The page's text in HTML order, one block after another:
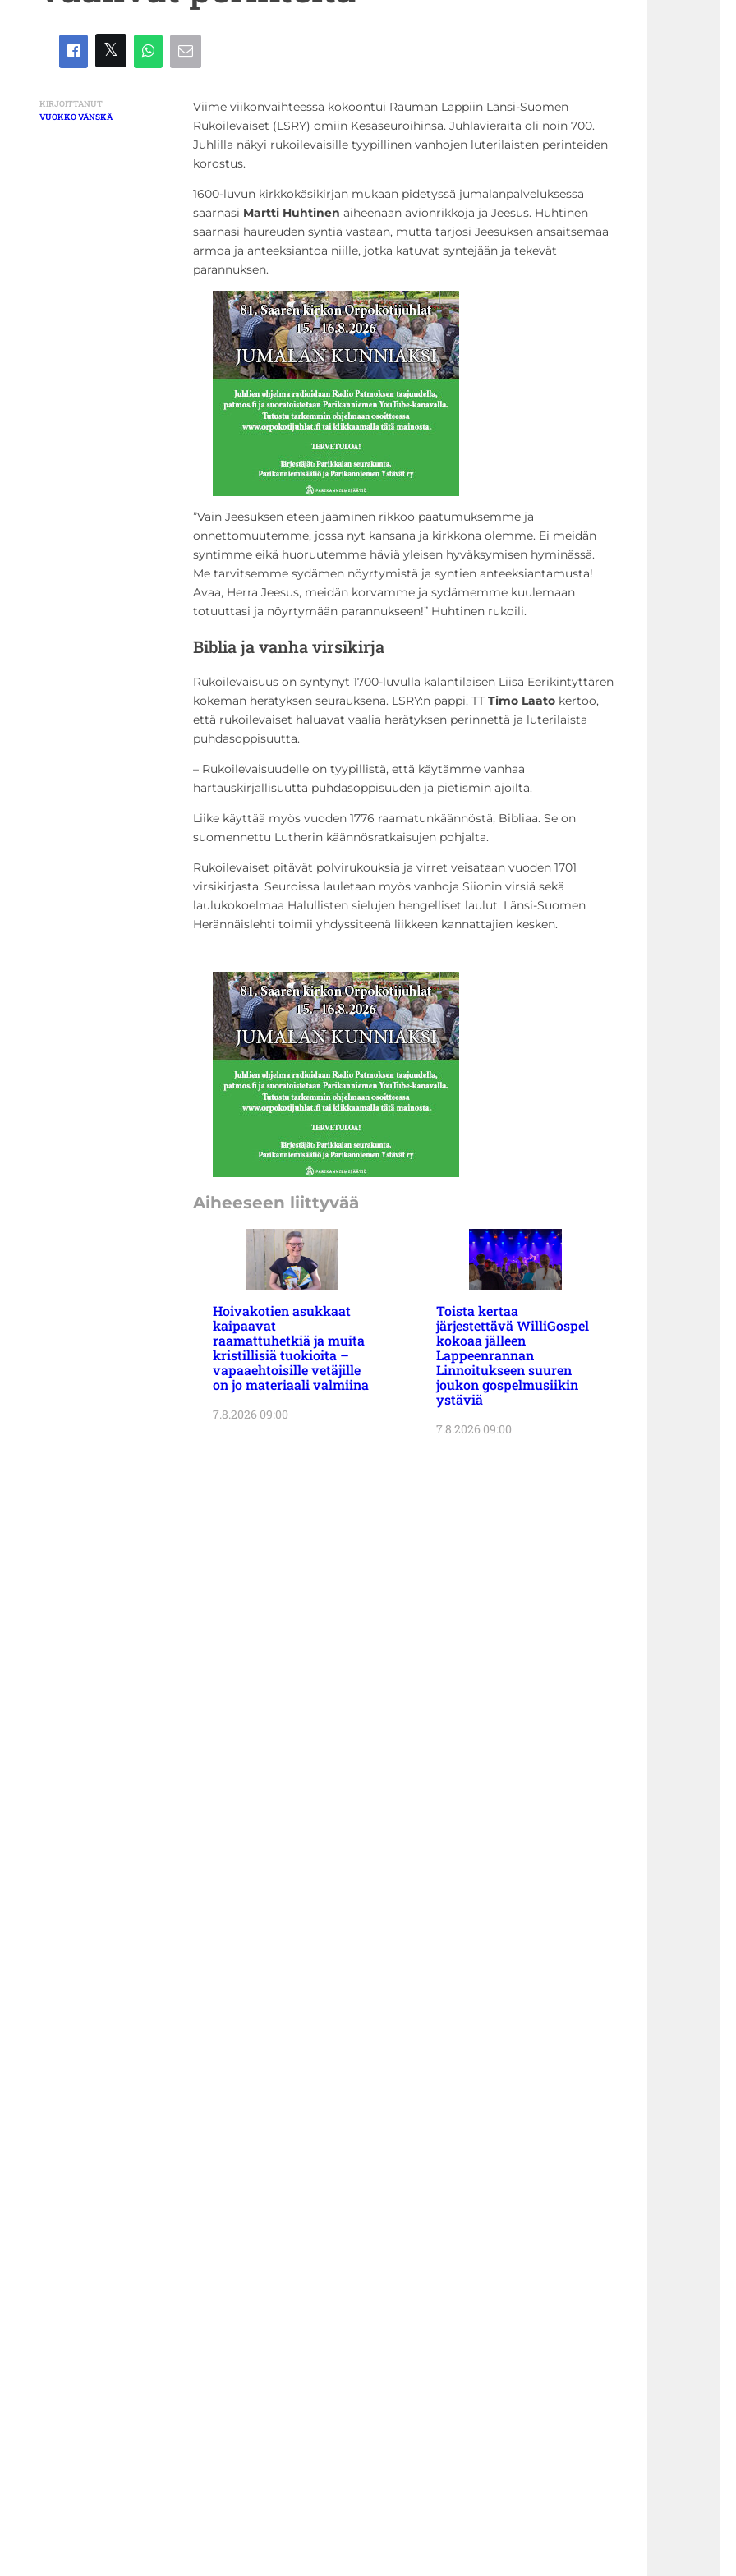
KIRJOITTANUT
VUOKKO VÄNSKÄ
Viime viikonvaihteessa kokoontui Rauman Lappiin Länsi-Suomen
Rukoilevaiset (LSRY) omiin Kesäseuroihinsa. Juhlavieraita oli noin 700.
Juhlilla näkyi rukoilevaisille tyypillinen vanhojen luterilaisten perinteiden
korostus.
1600-luvun kirkkokäsikirjan mukaan pidetyssä jumalanpalveluksessa
saarnasi Martti Huhtinen aiheenaan avionrikkoja ja Jeesus. Huhtinen
saarnasi haureuden syntiä vastaan, mutta tarjosi Jeesuksen ansaitsemaa
armoa ja anteeksiantoa niille, jotka katuvat syntejään ja tekevät
parannuksen.
”Vain Jeesuksen eteen jääminen rikkoo paatumuksemme ja
onnettomuutemme, jossa nyt kansana ja kirkkona olemme. Ei meidän
syntimme eikä huoruutemme häviä yleisen hyväksymisen hyminässä.
Me tarvitsemme sydämen nöyrtymistä ja syntien anteeksiantamusta!
Avaa, Herra Jeesus, meidän korvamme ja sydämemme kuulemaan
totuuttasi ja nöyrtymään parannukseen!” Huhtinen rukoili.
Biblia ja vanha virsikirja
Rukoilevaisuus on syntynyt 1700-luvulla kalantilaisen Liisa Eerikintyttären
kokeman herätyksen seurauksena. LSRY:n pappi, TT Timo Laato kertoo,
että rukoilevaiset haluavat vaalia herätyksen perinnettä ja luterilaista
puhdasoppisuutta.
– Rukoilevaisuudelle on tyypillistä, että käytämme vanhaa
hartauskirjallisuutta puhdasoppisuuden ja pietismin ajoilta.
Liike käyttää myös vuoden 1776 raamatunkäännöstä, Bibliaa. Se on
suomennettu Lutherin käännösratkaisujen pohjalta.
Rukoilevaiset pitävät polvirukouksia ja virret veisataan vuoden 1701
virsikirjasta. Seuroissa lauletaan myös vanhoja Siionin virsiä sekä
laulukokoelmaa Halullisten sielujen hengelliset laulut. Länsi-Suomen
Herännäislehti toimii yhdyssiteenä liikkeen kannattajien kesken.
Aiheeseen liittyvää
Hoivakotien asukkaat
kaipaavat
raamattuhetkiä ja muita
kristillisiä tuokioita –
vapaaehtoisille vetäjille
on jo materiaali valmiina
7.8.2026 09:00
Toista kertaa
järjestettävä WilliGospel
kokoaa jälleen
Lappeenrannan
Linnoitukseen suuren
joukon gospelmusiikin
ystäviä
7.8.2026 09:00